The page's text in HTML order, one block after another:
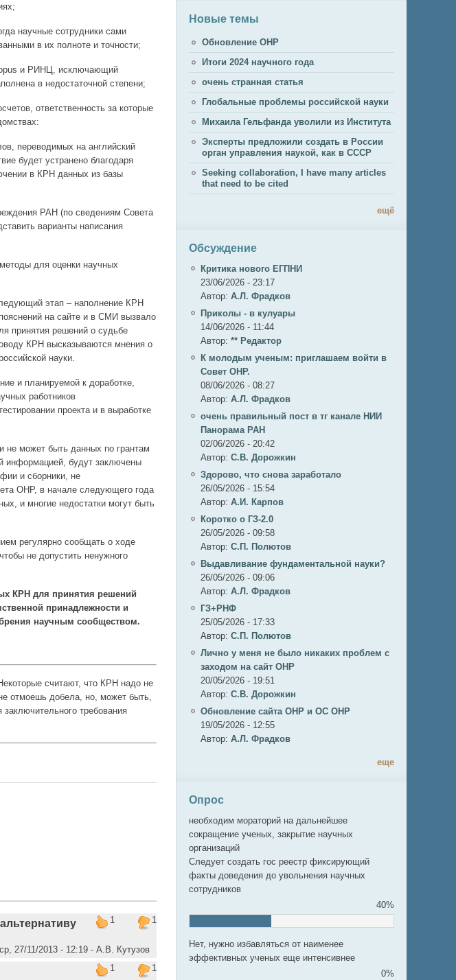
научные сотрудники сами
в их полноте и точности;
и РИНЦ, исключающий
в недостаточной степени;
ответственность за которые
переводимых на английский
будет устранено благодаря
в КРН данных из базы
РАН (по сведениям Совета
варианты написания
для оценки научных
этап – наполнение КРН
на сайте и в СМИ вызвало
принятия решений о судьбе
КРН высказываются мнения о
науки.
и планируемой к доработке,
работников
проекта и в выработке
не может быть данных по грантам
информацией, будут заключены
и сборники, не
ОНР, в начале следующего года
и многие недостатки могут быть
регулярно сообщать о ходе
не допустить ненужного
КРН для принятия решений
принадлежности и
научным сообществом.
считают, что КРН надо не
отмоешь добела, но, может быть,
требования
1 1
ср, 27/11/2013 - 12:19 - А.В. Кутузов
1
1
Новые темы
Обновление ОНР
Итоги 2024 научного года
очень странная статья
Глобальные проблемы российской науки
Михаила Гельфанда уволили из Института
Эксперты предложили создать в России
орган управления наукой, как в СССР
Seeking collaboration, I have many articles
that need to be cited
ещё
Обсуждение
Критика нового ЕГПНИ
23/06/2026 - 23:17
Автор: А.Л. Фрадков
Приколы - в кулуары
14/06/2026 - 11:44
Автор: ** Редактор
К молодым ученым: приглашаем войти в
Совет ОНР.
08/06/2026 - 08:27
Автор: А.Л. Фрадков
очень правильный пост в тг канале НИИ
Панорама РАН
02/06/2026 - 20:42
Автор: С.В. Дорожкин
Здорово, что снова заработало
26/05/2026 - 15:54
Автор: А.И. Карпов
Коротко о ГЗ-2.0
26/05/2026 - 09:58
Автор: C.П. Полютов
Выдавливание фундаментальной науки?
26/05/2026 - 09:06
Автор: А.Л. Фрадков
ГЗ+РНФ
25/05/2026 - 17:33
Автор: C.П. Полютов
Лично у меня не было никаких проблем с
заходом на сайт ОНР
20/05/2026 - 19:51
Автор: С.В. Дорожкин
Обновление сайта ОНР и ОС ОНР
19/05/2026 - 12:55
Автор: А.Л. Фрадков
еще
Опрос
необходим мораторий на дальнейшее
сокращение ученых, закрытие научных
организаций
Следует создать гос реестр фиксирующий
факты доведения до увольнения научных
сотрудников
40%
Нет, нужно избавляться от наименее
эффективных ученых еще интенсивнее
0%